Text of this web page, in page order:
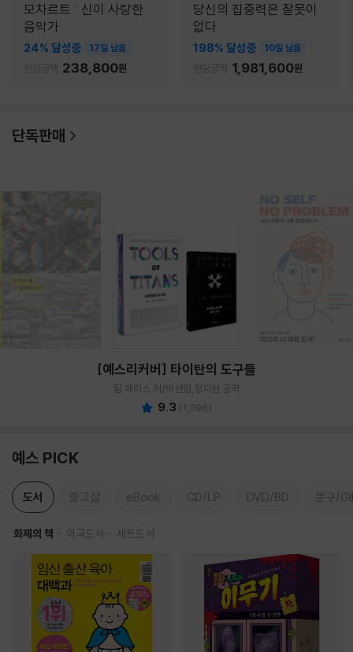
모차르트 : 신이 사랑한
음악가
24% 달성중 17일 남음
펀딩금액 238,800원
당신의 집중력은 잘못이
없다
198% 달성중 10일 남음
펀딩금액 1,981,600원
단독판매
[예스리커버] 타이탄의 도구들
팀 페리스 저/박선령,정지현 공역
9.3 (1,396)
예스 PICK
도서 중고샵 eBook CD/LP DVD/BD 문구/
화제의 책 외국도서 세트도서